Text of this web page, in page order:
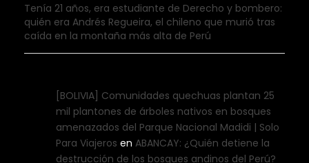
Tenía 21 años, era estudiante de Derecho y bombero:
quién era Andrés Regueira, el chileno que murió tras
caída en la montaña más alta de Perú
[BOLIVIA] Comunidades quechuas plantan 25
mil plantones de árboles nativos en bosques
amenazados del Parque Nacional Madidi | Solo
Para Viajeros en ABANCAY: ¿Quién detiene la
destrucción de los bosques andinos del Perú?